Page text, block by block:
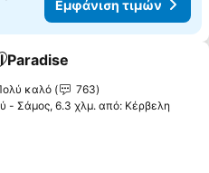
Εμφάνιση τιμών
στα αγαπημένα
Paradise
καλό
763
- Σάμος, 6.3 χλμ. από: Κέρβελη